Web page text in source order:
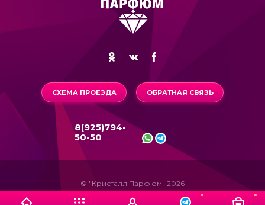
СХЕМА ПРОЕЗДА ОБРАТНАЯ СВЯЗЬ
8(925)794-
50-50
© "Кристалл Парфюм" 2026